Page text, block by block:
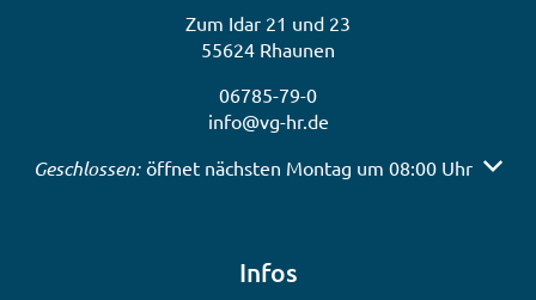
Zum Idar 21 und 23
55624 Rhaunen
06785-79-0
info@vg-hr.de
Klicken, um weitere Öffnungs- oder Schließzeiten
Geschlossen: öffnet nächsten Montag um 08:00 Uhr
Infos